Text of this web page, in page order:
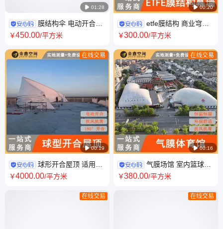
 01:28
膜结构伞 电动开合景
观伞 造型时尚 立即成为网红打
￥450.00/平方米
 00:19
在线交易
球形开合屋顶 适用于
商业中庭 体育场馆 文艺舞台 天
￥4000.00/平方米
在线交易
 00:20
etfe膜结构 商业穹顶
屋面 膜结构建筑 16年经验 品
￥300.00/平方米
 00:16
在线交易
气膜场馆 室内篮球
馆、羽毛球馆 设计+施工一站式
￥380.00/平方米
在线交易